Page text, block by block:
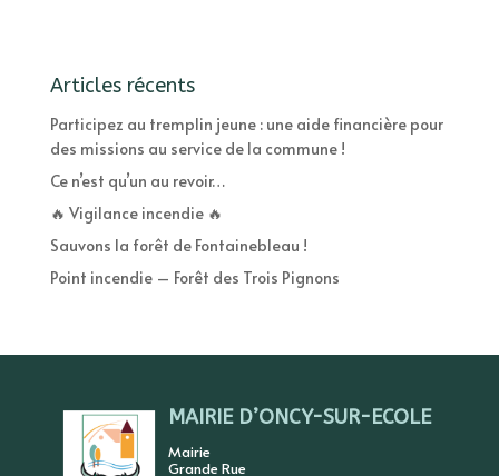
Articles récents
Participez au tremplin jeune : une aide financière pour
des missions au service de la commune !
Ce n’est qu’un au revoir…
🔥 Vigilance incendie 🔥
Sauvons la forêt de Fontainebleau !
Point incendie – Forêt des Trois Pignons
MAIRIE D’ONCY-SUR-ECOLE
Mairie
Grande Rue